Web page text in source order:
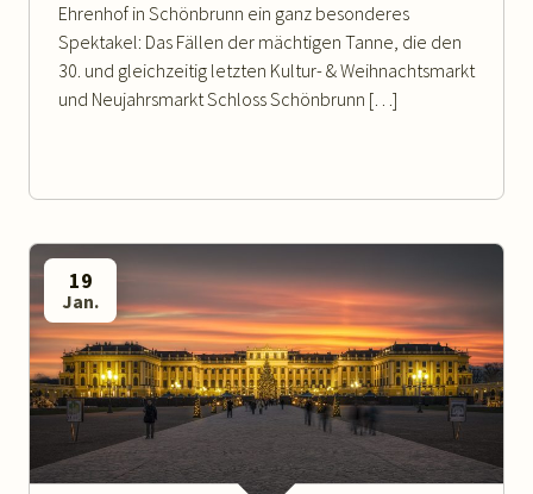
Ehrenhof in Schönbrunn ein ganz besonderes
Spektakel: Das Fällen der mächtigen Tanne, die den
30. und gleichzeitig letzten Kultur- & Weihnachtsmarkt
und Neujahrsmarkt Schloss Schönbrunn […]
WEITERLESEN
19
Jan.